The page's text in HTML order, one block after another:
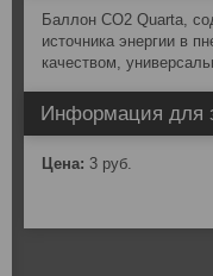
Баллон СО2 Quarta,
источника энергии в
качеством,
Информация для
Цена: 3 руб.